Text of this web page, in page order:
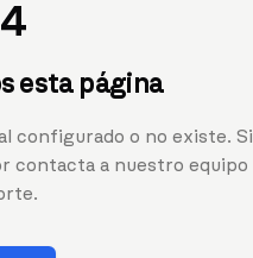
esta página
configurado o no existe. Si
contacta a nuestro equipo